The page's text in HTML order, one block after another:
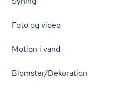
Foto og video
Motion i vand
Blomster/Dekoration